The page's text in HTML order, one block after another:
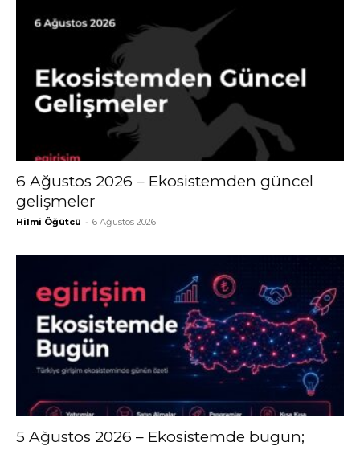
6 Ağustos 2026 – Ekosistemden güncel
gelişmeler
Hilmi Öğütcü - 6 Ağustos 2026
5 Ağustos 2026 – Ekosistemde bugün;